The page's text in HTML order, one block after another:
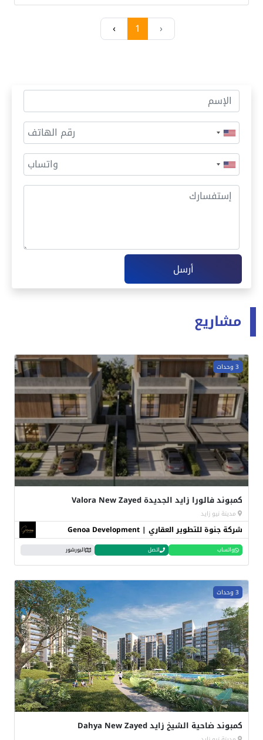
‹
1
›
أرسل
مشاريع
3 وحدات
كمبوند فالورا زايد الجديدة Valora New Zayed
مدينة نيو زايد
شركة جنوة للتطوير العقاري | Genoa Development
واتساب اتصل البورشور
3 وحدات
كمبوند ضاحية الشيخ زايد Dahya New Zayed